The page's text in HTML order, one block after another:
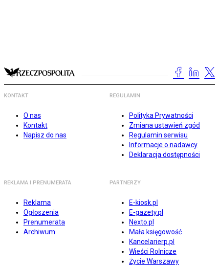
KONTAKT
O nas
Kontakt
Napisz do nas
REGULAMIN
Polityka Prywatności
Zmiana ustawień zgód
Regulamin serwisu
Informacje o nadawcy
Deklaracja dostępności
REKLAMA I PRENUMERATA
Reklama
Ogłoszenia
Prenumerata
Archiwum
PARTNERZY
E-kiosk.pl
E-gazety.pl
Nexto.pl
Mała księgowość
Kancelarierp.pl
Wieści Rolnicze
Życie Warszawy